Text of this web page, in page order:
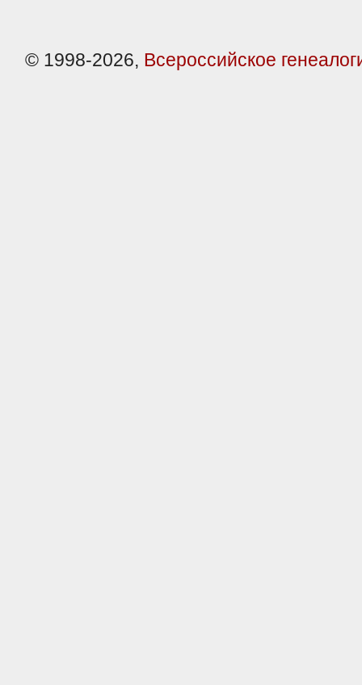
© 1998-2026, Всероссийское